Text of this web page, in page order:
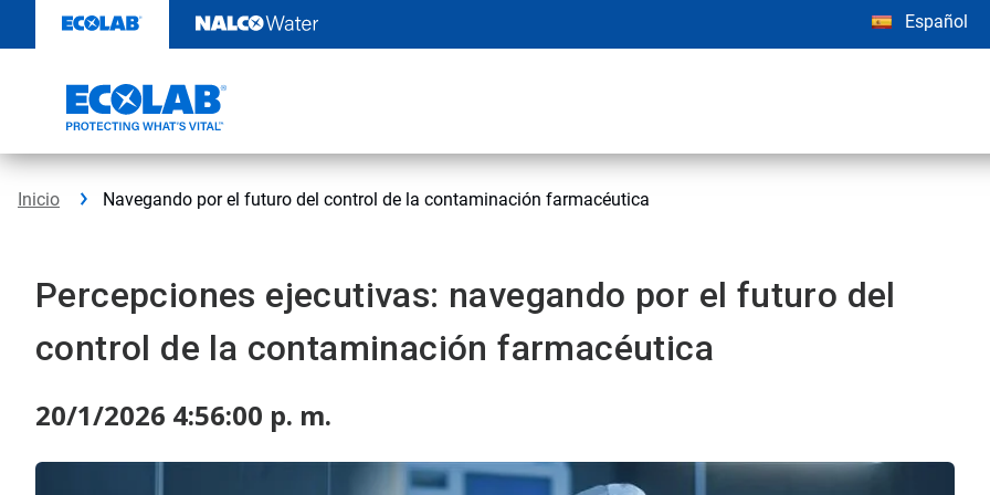
contenido
Español
Inicio Navegando por el futuro del control de la contaminación farmacéutica
Percepciones ejecutivas: navegando por el futuro del
control de la contaminación farmacéutica
20/1/2026 4:56:00 p. m.